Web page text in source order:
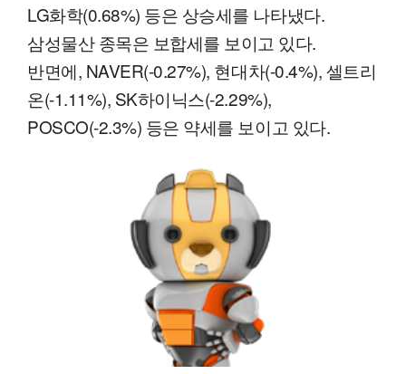
LG화학(0.68%) 등은 상승세를 나타냈다.
삼성물산 종목은 보합세를 보이고 있다.
반면에, NAVER(-0.27%), 현대차(-0.4%), 셀트리
온(-1.11%), SK하이닉스(-2.29%),
POSCO(-2.3%) 등은 약세를 보이고 있다.